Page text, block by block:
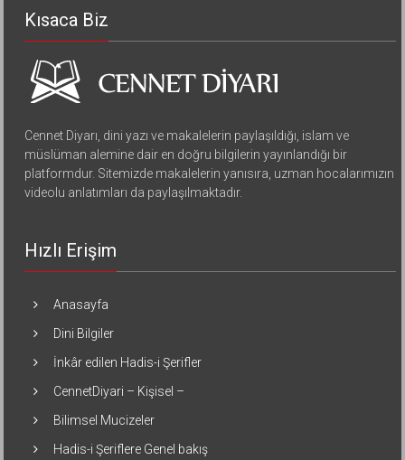
Kısaca Biz
Cennet Diyarı, dini yazı ve makalelerin paylaşıldığı, islam ve
müslüman alemine dair en doğru bilgilerin yayınlandığı bir
platformdur. Sitemizde makalelerin yanısıra, uzman hocalarımızın
videolu anlatımları da paylaşılmaktadır.
Hızlı Erişim
Anasayfa
Dini Bilgiler
İnkâr edilen Hadis-i Şerifler
CennetDiyari – Kişisel –
Bilimsel Mucizeler
Hadis-i Şeriflere Genel bakış